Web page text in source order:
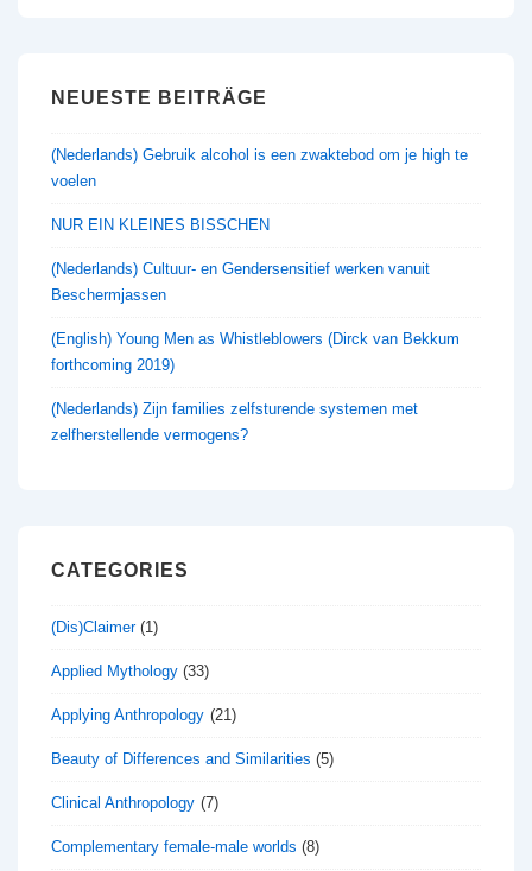
NEUESTE BEITRÄGE
(Nederlands) Gebruik alcohol is een zwaktebod om je high te
voelen
NUR EIN KLEINES BISSCHEN
(Nederlands) Cultuur- en Gendersensitief werken vanuit
Beschermjassen
(English) Young Men as Whistleblowers (Dirck van Bekkum
forthcoming 2019)
(Nederlands) Zijn families zelfsturende systemen met
zelfherstellende vermogens?
CATEGORIES
(Dis)Claimer(1)
Applied Mythology (33)
Applying Anthropology (21)
Beauty of Differences and Similarities (5)
Clinical Anthropology (7)
Complementary female-male worlds (8)